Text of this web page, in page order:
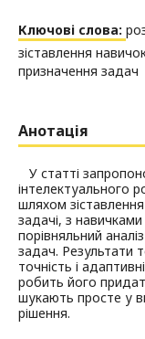
Ключові слова:
зіставлення
призначення задач
Анотація
У статті
інтелектуального
шляхом
задачі, з
порівняльний
задач. Результати
точність і
робить його
шукають просте у
рішення.